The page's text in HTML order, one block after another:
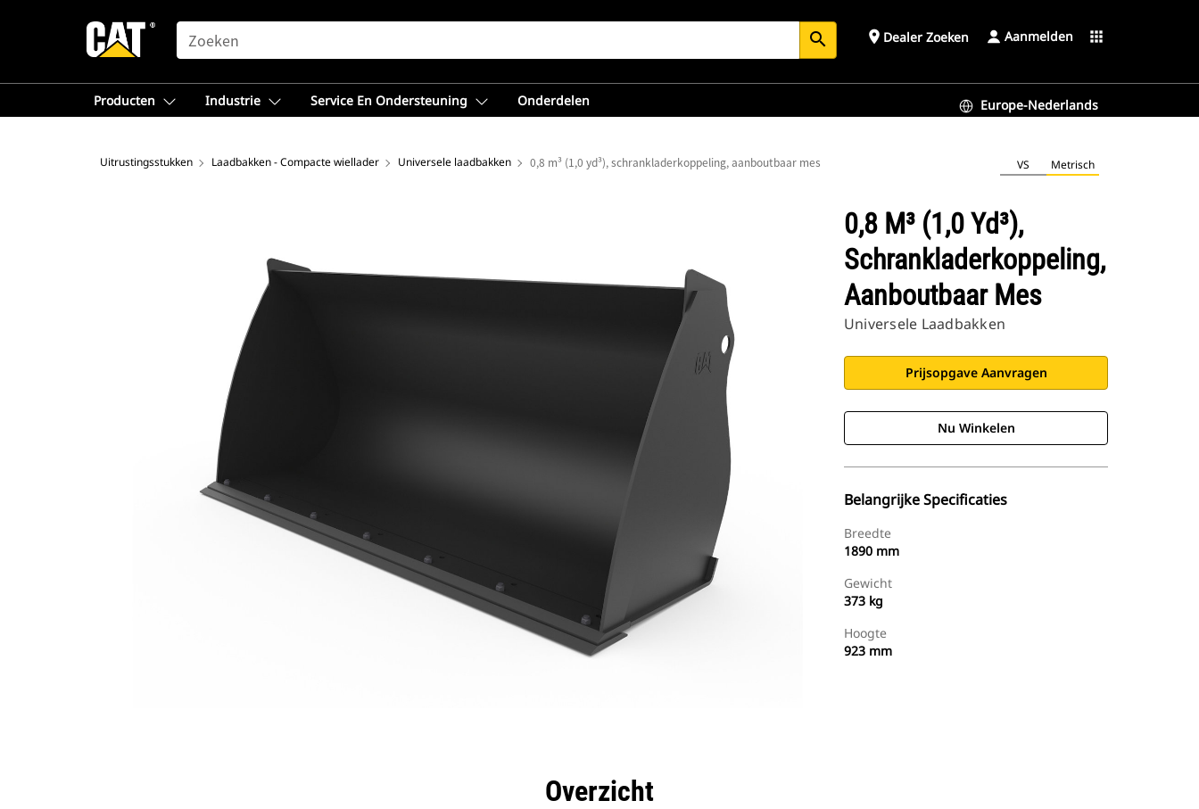
SEARCH search place Dealer Zoeken Aanmelden apps
Producten Industrie Service En Ondersteuning Onderdelen Europe-Nederlands
Uitrustingsstukken Laadbakken - Compacte wiellader Universele laadbakken 0,8 m³ (1,0 yd³), schrankladerkoppeling, aanboutbaar mes VS Metrisch
0,8 M³ (1,0 Yd³),
Schrankladerkoppeling,
Aanboutbaar Mes
Universele Laadbakken
Prijsopgave Aanvragen
Nu Winkelen
Belangrijke Specificaties
Breedte
1890 mm
Gewicht
373 kg
Hoogte
923 mm
Overzicht